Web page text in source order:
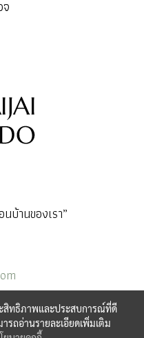
บ้านของเรา”
สิทธิภาพและประสบการณ์ที่ดี
รถอ่านรายละเอียดเพิ่มเติม